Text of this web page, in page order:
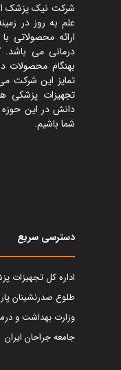
علم به روز در
ارائه محصولاتی
درمانی می باشد.
بهنگام محصولات
تمایز این شرکت
تجهیزات پزشکی
دانش در این حوزه
شما باشیم.
دسترسی سریع
اداره کل تجهیزات
طلوع صدرنشینان
وزارت بهداشت و
جامعه جراحان ایران